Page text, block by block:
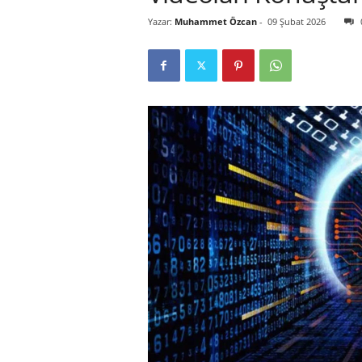
i
E
l
m
a
Yazar: Muhammet Özcan- 09 Şubat 2026